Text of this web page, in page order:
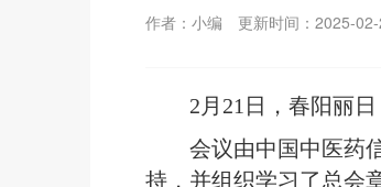
作者：小编 更新时间：2025-
2月21日，春阳丽
会议由中国中医药
持，并组织学习了总会